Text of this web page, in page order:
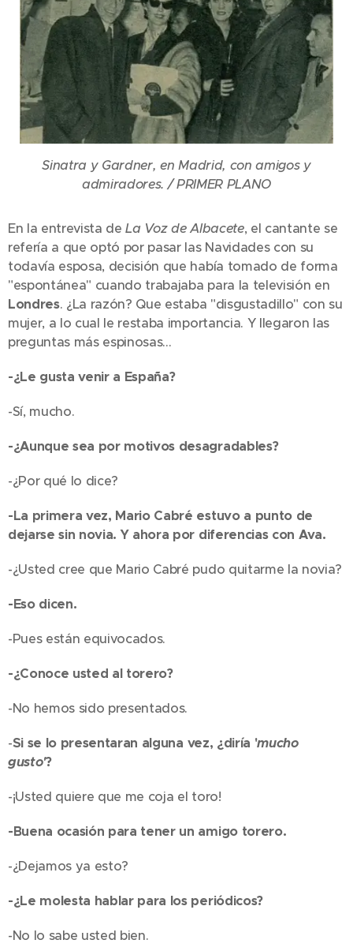
Sinatra y Gardner, en Madrid, con amigos y
admiradores. / PRIMER PLANO
En la entrevista deLa Voz de Albacete, el cantante se
refería a que optó por pasar las Navidades con su
todavía esposa, decisión que había tomado de forma
"espontánea" cuando trabajaba para la televisión en
Londres. ¿La razón? Que estaba "disgustadillo" con su
mujer, a lo cual le restaba importancia. Y llegaron las
preguntas más espinosas...
-¿Le gusta venir a España?
-Sí, mucho.
-¿Aunque sea por motivos desagradables?
-¿Por qué lo dice?
-La primera vez, Mario Cabré estuvo a punto de
dejarse sin novia. Y ahora por diferencias con Ava.
-¿Usted cree que Mario Cabré pudo quitarme la novia?
-Eso dicen.
-Pues están equivocados.
-¿Conoce usted al torero?
-No hemos sido presentados.
-Si se lo presentaran alguna vez, ¿diría 'mucho
gusto'?
-¡Usted quiere que me coja el toro!
-Buena ocasión para tener un amigo torero.
-¿Dejamos ya esto?
-¿Le molesta hablar para los periódicos?
-No lo sabe usted bien.